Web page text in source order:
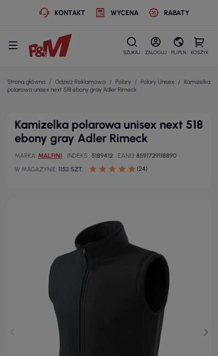
KONTAKT WYCENA RABATY
SZUKAJ ZALOGUJ PL/PLN KOSZYK
Strona główna Odzież Reklamowa Polary Polary Unisex
Kamizelka
polarowa unisex next 518 ebony gray Adler Rimeck
Kamizelka polarowa unisex next 518
ebony gray Adler Rimeck
MARKA MALFINI INDEKS 5189412 EAN13 8591729118890
W MAGAZYNIE 1153 SZT. (24)